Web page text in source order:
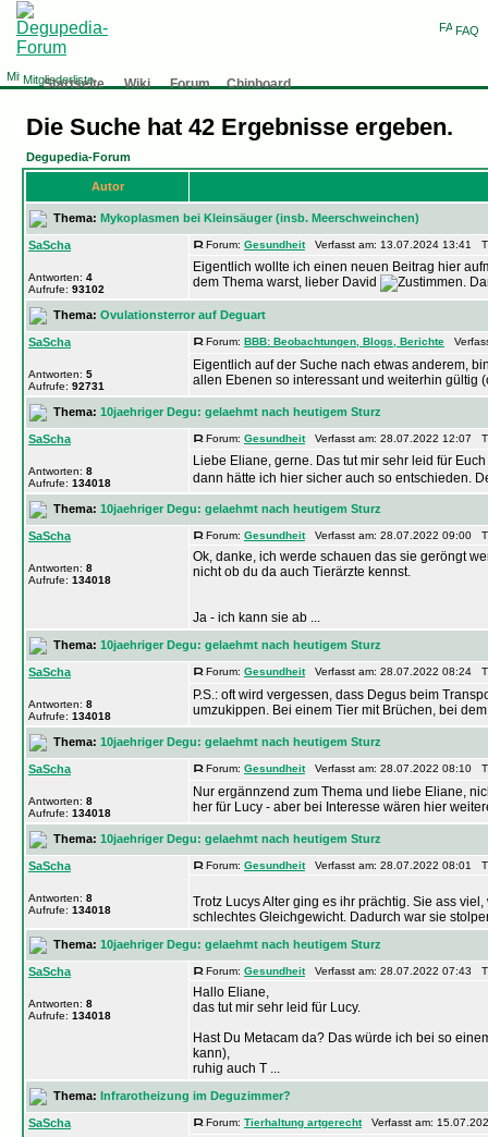
FAQ
Mitgliederliste
Startseite Wiki Forum Chinboard
Die Suche hat 42 Ergebnisse ergeben.
Degupedia-Forum
Autor
Thema: Mykoplasmen bei Kleinsäuger (insb. Meerschweinchen)
SaScha
Antworten: 4
Aufrufe: 93102
Forum: GesundheitVerfasst am: 13.07.2024 13:41
Eigentlich wollte ich einen neuen Beitrag hier
dem Thema warst, lieber David
.
Thema: Ovulationsterror auf Deguart
SaScha
Antworten: 5
Aufrufe: 92731
Forum: BBB: Beobachtungen, Blogs, Berichte
Eigentlich auf der Suche nach etwas anderem,
allen Ebenen so interessant und weiterhin gültig
Thema: 10jaehriger Degu: gelaehmt nach heutigem Sturz
SaScha
Antworten: 8
Aufrufe: 134018
Forum: GesundheitVerfasst am: 28.07.2022 12:07
Liebe Eliane, gerne. Das tut mir sehr leid für
dann hätte ich hier sicher auch so entschieden.
Thema: 10jaehriger Degu: gelaehmt nach heutigem Sturz
SaScha
Antworten: 8
Aufrufe: 134018
Forum: GesundheitVerfasst am: 28.07.2022 09:00
Ok, danke, ich werde schauen das sie geröngt
nicht ob du da auch Tierärzte kennst.
Ja - ich kann sie ab ...
Thema: 10jaehriger Degu: gelaehmt nach heutigem Sturz
SaScha
Antworten: 8
Aufrufe: 134018
Forum: GesundheitVerfasst am: 28.07.2022 08:24
P.S.: oft wird vergessen, dass Degus beim
umzukippen. Bei einem Tier mit Brüchen, bei
Thema: 10jaehriger Degu: gelaehmt nach heutigem Sturz
SaScha
Antworten: 8
Aufrufe: 134018
Forum: GesundheitVerfasst am: 28.07.2022 08:10
Nur ergännzend zum Thema und liebe Eliane,
her für Lucy - aber bei Interesse wären hier
Thema: 10jaehriger Degu: gelaehmt nach heutigem Sturz
SaScha
Antworten: 8
Aufrufe: 134018
Forum: GesundheitVerfasst am: 28.07.2022 08:01
Trotz Lucys Alter ging es ihr prächtig. Sie ass
schlechtes Gleichgewicht. Dadurch war sie
Thema: 10jaehriger Degu: gelaehmt nach heutigem Sturz
SaScha
Antworten: 8
Aufrufe: 134018
Forum: GesundheitVerfasst am: 28.07.2022 07:43
Hallo Eliane,
das tut mir sehr leid für Lucy.
Hast Du Metacam da? Das würde ich bei so
kann),
ruhig auch T ...
Thema: Infrarotheizung im Deguzimmer?
SaScha Forum: Tierhaltung artgerechtVerfasst am: